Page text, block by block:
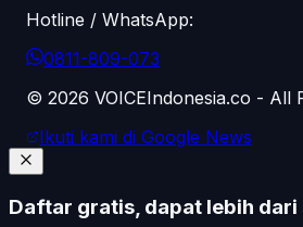
Hotline / WhatsApp:
0811-809-073
© 2026 VOICEIndonesia.co - All
Ikuti kami di Google News
Daftar gratis, dapat lebih